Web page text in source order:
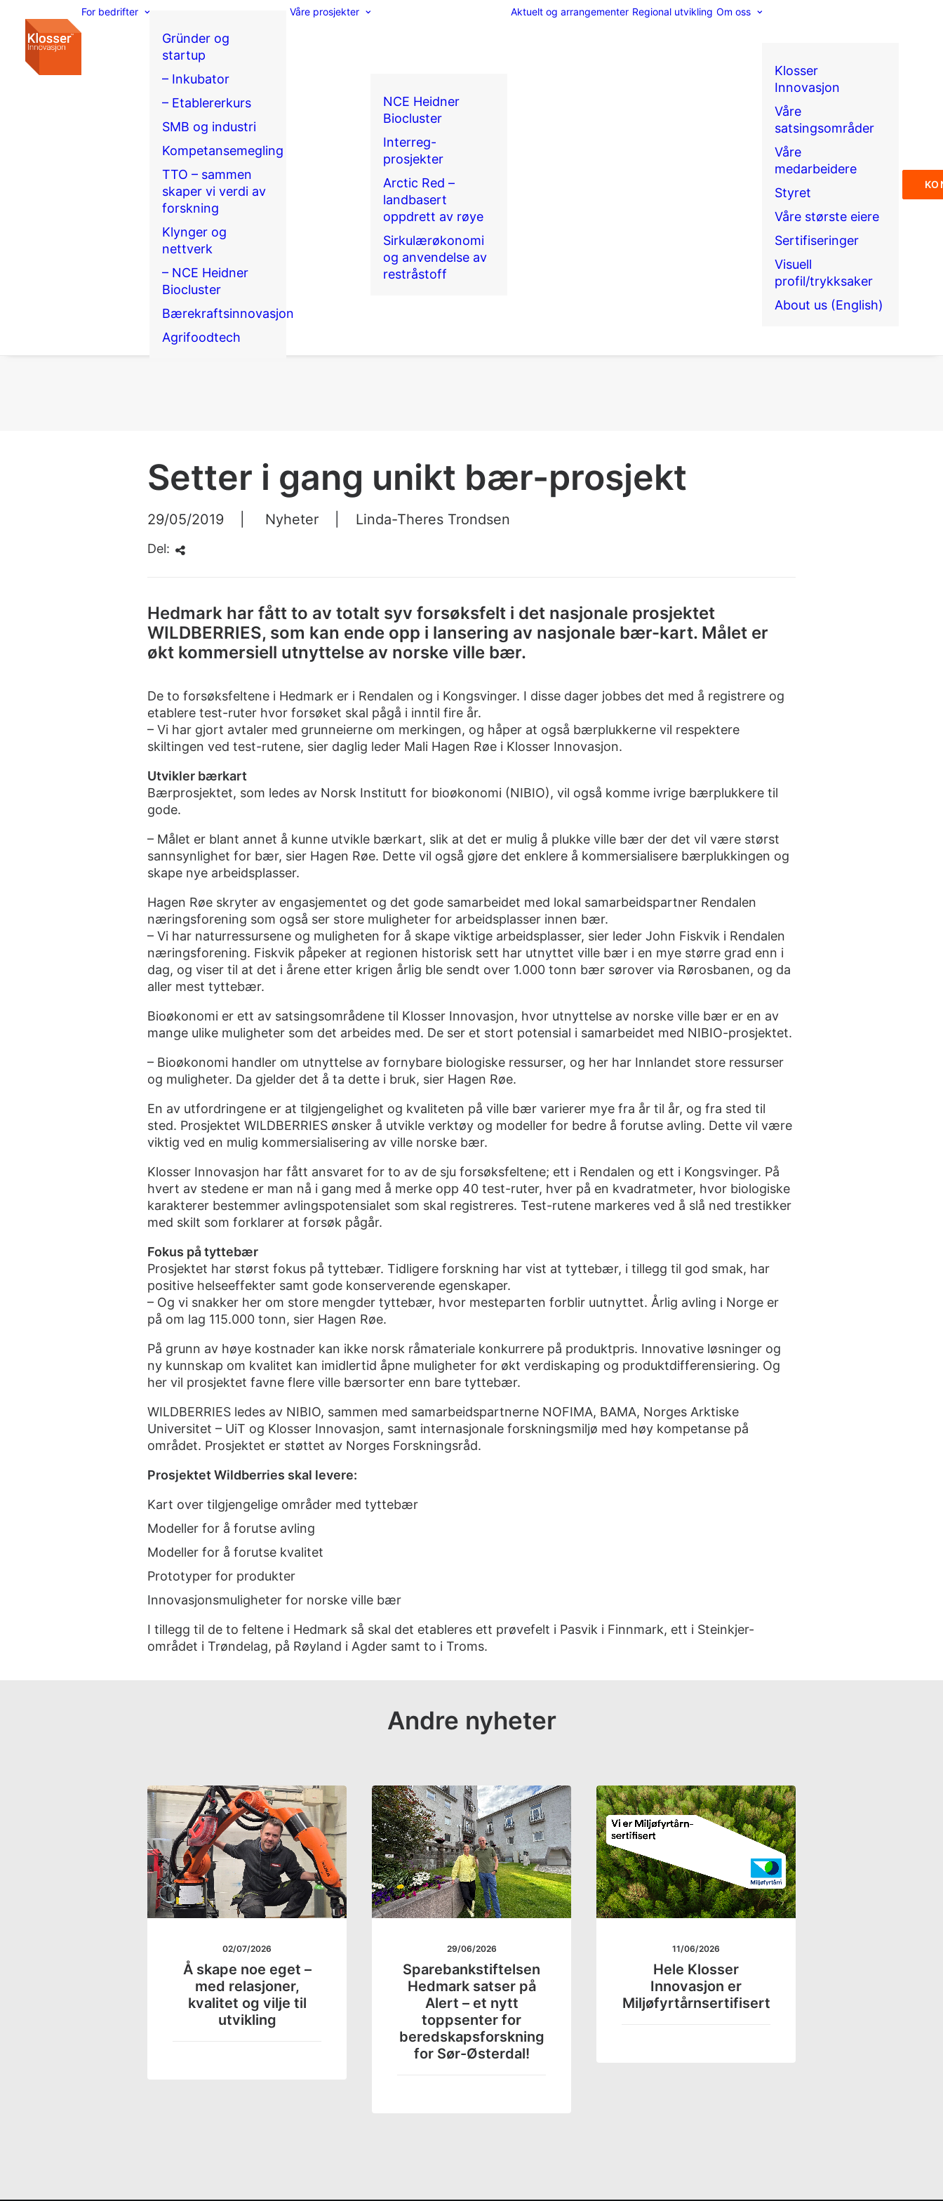
For bedrifter
Gründer og
startup
– Inkubator
– Etablererkurs
SMB og industri
Kompetansemegling
TTO – sammen
skaper vi verdi av
forskning
Klynger og
nettverk
– NCE Heidner
Biocluster
Bærekraftsinnovasjon
Agrifoodtech
Våre prosjekter
NCE Heidner
Biocluster
Interreg-
prosjekter
Arctic Red –
landbasert
oppdrett av røye
Sirkulærøkonomi
og anvendelse av
restråstoff
Aktuelt og arrangementer Regional utvikling Om oss
Klosser
Innovasjon
Våre
satsingsområder
Våre
medarbeidere
Styret
Våre største eiere
Sertifiseringer
Visuell
profil/trykksaker
About us (English)
Setter i gang unikt bær-prosjekt
29/05/2019 Nyheter Linda-Theres Trondsen
Del:
Hedmark har fått to av totalt syv forsøksfelt i det nasjonale prosjektet
WILDBERRIES, som kan ende opp i lansering av nasjonale bær-kart. Målet er
økt kommersiell utnyttelse av norske ville bær.
De to forsøksfeltene i Hedmark er i Rendalen og i Kongsvinger. I disse dager jobbes det med å registrere og
etablere test-ruter hvor forsøket skal pågå i inntil fire år.
– Vi har gjort avtaler med grunneierne om merkingen, og håper at også bærplukkerne vil respektere
skiltingen ved test-rutene, sier daglig leder Mali Hagen Røe i Klosser Innovasjon.
Utvikler bærkart
Bærprosjektet, som ledes av Norsk Institutt for bioøkonomi (NIBIO), vil også komme ivrige bærplukkere til
gode.
– Målet er blant annet å kunne utvikle bærkart, slik at det er mulig å plukke ville bær der det vil være størst
sannsynlighet for bær, sier Hagen Røe. Dette vil også gjøre det enklere å kommersialisere bærplukkingen og
skape nye arbeidsplasser.
Hagen Røe skryter av engasjementet og det gode samarbeidet med lokal samarbeidspartner Rendalen
næringsforening som også ser store muligheter for arbeidsplasser innen bær.
– Vi har naturressursene og muligheten for å skape viktige arbeidsplasser, sier leder John Fiskvik i Rendalen
næringsforening. Fiskvik påpeker at regionen historisk sett har utnyttet ville bær i en mye større grad enn i
dag, og viser til at det i årene etter krigen årlig ble sendt over 1.000 tonn bær sørover via Rørosbanen, og da
aller mest tyttebær.
Bioøkonomi er ett av satsingsområdene til Klosser Innovasjon, hvor utnyttelse av norske ville bær er en av
mange ulike muligheter som det arbeides med. De ser et stort potensial i samarbeidet med NIBIO-prosjektet.
– Bioøkonomi handler om utnyttelse av fornybare biologiske ressurser, og her har Innlandet store ressurser
og muligheter. Da gjelder det å ta dette i bruk, sier Hagen Røe.
En av utfordringene er at tilgjengelighet og kvaliteten på ville bær varierer mye fra år til år, og fra sted til
sted. Prosjektet WILDBERRIES ønsker å utvikle verktøy og modeller for bedre å forutse avling. Dette vil være
viktig ved en mulig kommersialisering av ville norske bær.
Klosser Innovasjon har fått ansvaret for to av de sju forsøksfeltene; ett i Rendalen og ett i Kongsvinger. På
hvert av stedene er man nå i gang med å merke opp 40 test-ruter, hver på en kvadratmeter, hvor biologiske
karakterer bestemmer avlingspotensialet som skal registreres. Test-rutene markeres ved å slå ned trestikker
med skilt som forklarer at forsøk pågår.
Fokus på tyttebær
Prosjektet har størst fokus på tyttebær. Tidligere forskning har vist at tyttebær, i tillegg til god smak, har
positive helseeffekter samt gode konserverende egenskaper.
– Og vi snakker her om store mengder tyttebær, hvor mesteparten forblir uutnyttet. Årlig avling i Norge er
på om lag 115.000 tonn, sier Hagen Røe.
På grunn av høye kostnader kan ikke norsk råmateriale konkurrere på produktpris. Innovative løsninger og
ny kunnskap om kvalitet kan imidlertid åpne muligheter for økt verdiskaping og produktdifferensiering. Og
her vil prosjektet favne flere ville bærsorter enn bare tyttebær.
WILDBERRIES ledes av NIBIO, sammen med samarbeidspartnerne NOFIMA, BAMA, Norges Arktiske
Universitet – UiT og Klosser Innovasjon, samt internasjonale forskningsmiljø med høy kompetanse på
området. Prosjektet er støttet av Norges Forskningsråd.
Prosjektet Wildberries skal levere:
Kart over tilgjengelige områder med tyttebær
Modeller for å forutse avling
Modeller for å forutse kvalitet
Prototyper for produkter
Innovasjonsmuligheter for norske ville bær
I tillegg til de to feltene i Hedmark så skal det etableres ett prøvefelt i Pasvik i Finnmark, ett i Steinkjer-
området i Trøndelag, på Røyland i Agder samt to i Troms.
Andre nyheter
02/07/2026
Å skape noe eget –
med relasjoner,
kvalitet og vilje til
utvikling
29/06/2026
Sparebankstiftelsen
Hedmark satser på
Alert – et nytt
toppsenter for
beredskapsforskning
for Sør-Østerdal!
11/06/2026
Hele Klosser
Innovasjon er
Miljøfyrtårnsertifisert